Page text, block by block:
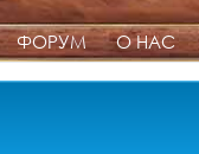
ФОРУМ О НАС